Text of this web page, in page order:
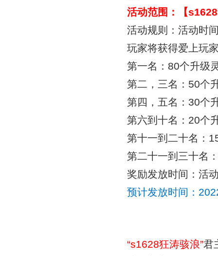
活动范围：【
活动规则：活动时
玩家将获得爱上玩
第一名：80个升级
第二，三名：50个
第四，五名：30个
第六到十名：20个
第十一到二十名：
第二十一到三十名
奖励发放时间：活
预计发放时间：
“s1628狂涛骇浪”君